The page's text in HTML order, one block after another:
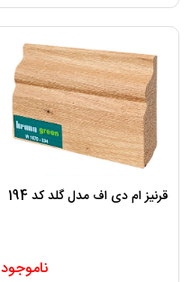
قرنیز ام دی اف مدل گلد کد 194
ناموجود